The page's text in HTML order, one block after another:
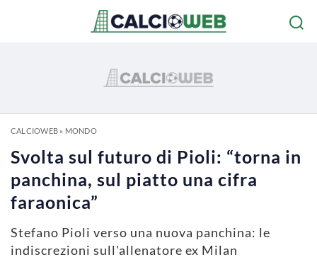
CALCIOWEB» MONDO
Svolta sul futuro di Pioli: “torna in
panchina, sul piatto una cifra
faraonica”
Stefano Pioli verso una nuova panchina: le
indiscrezioni sull'allenatore ex Milan